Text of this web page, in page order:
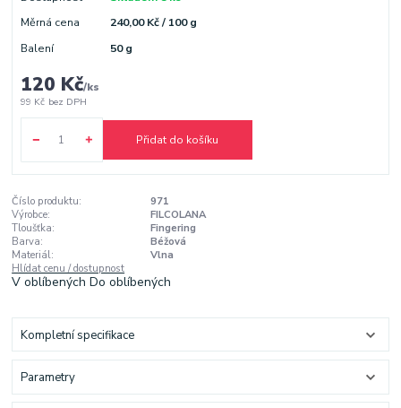
Měrná cena
240,00 Kč / 100 g
Balení
50 g
120 Kč/ks
99 Kč bez DPH
Přidat do košíku
Číslo produktu:
971
Výrobce:
FILCOLANA
Tloušťka:
Fingering
Barva:
Béžová
Materiál:
Vlna
Hlídat cenu / dostupnost
V oblíbenýchDo oblíbených
Kompletní specifikace
Parametry